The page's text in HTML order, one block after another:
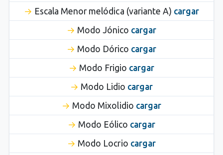
Escala Menor melódica (variante A) cargar
Modo Jónico cargar
Modo Dórico cargar
Modo Frigio cargar
Modo Lidio cargar
Modo Mixolidio cargar
Modo Eólico cargar
Modo Locrio cargar